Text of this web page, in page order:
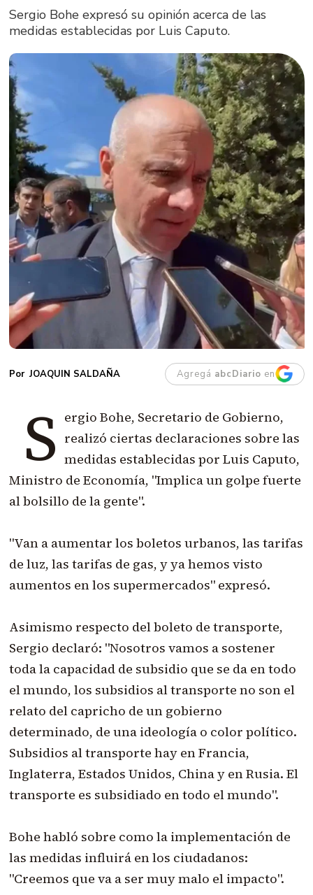
Sergio Bohe expresó su opinión acerca de las
medidas establecidas por Luis Caputo.
JOAQUIN SALDAÑA Agregá abcDiario en
S ergio Bohe, Secretario de Gobierno,
realizó ciertas declaraciones sobre las
medidas establecidas por Luis Caputo,
Ministro de Economía, "Implica un golpe fuerte
al bolsillo de la gente".
"Van a aumentar los boletos urbanos, las tarifas
de luz, las tarifas de gas, y ya hemos visto
aumentos en los supermercados" expresó.
Asimismo respecto del boleto de transporte,
Sergio declaró: "Nosotros vamos a sostener
toda la capacidad de subsidio que se da en todo
el mundo, los subsidios al transporte no son el
relato del capricho de un gobierno
determinado, de una ideología o color político.
Subsidios al transporte hay en Francia,
Inglaterra, Estados Unidos, China y en Rusia. El
transporte es subsidiado en todo el mundo".
Bohe habló sobre como la implementación de
las medidas influirá en los ciudadanos:
"Creemos que va a ser muy malo el impacto".